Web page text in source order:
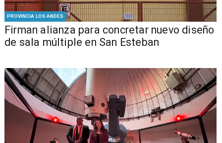
PROVINCIA LOS ANDES
​​Firman alianza para concretar nuevo diseño
de sala múltiple en San Esteban